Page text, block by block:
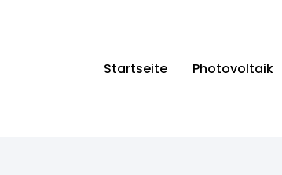
Startseite Photovoltaik